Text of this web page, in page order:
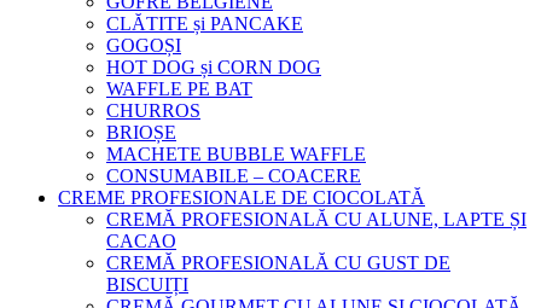
CLĂTITE și PANCAKE
GOGOȘI
HOT DOG și CORN DOG
WAFFLE PE BAT
CHURROS
BRIOȘE
MACHETE BUBBLE WAFFLE
CONSUMABILE – COACERE
CREME PROFESIONALE DE CIOCOLATĂ
CREMĂ PROFESIONALĂ CU ALUNE, LAPTE ȘI
CACAO
CREMĂ PROFESIONALĂ CU GUST DE
BISCUIȚI